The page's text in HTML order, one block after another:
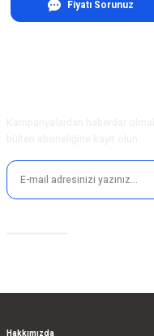
Fiyatı Sorunuz
Hakkımızda